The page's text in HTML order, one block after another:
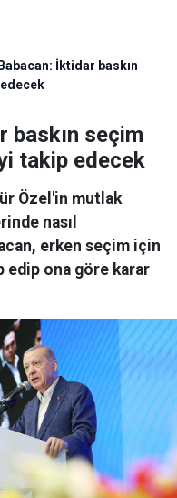
İktidar baskın
baskın seçim
takip edecek
Özel'in mutlak
nasıl
erken seçim için
edip ona göre karar